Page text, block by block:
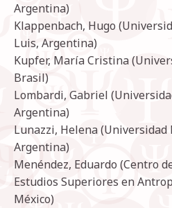
Argentina)
Klappenbach, Hugo
Luis, Argentina)
Kupfer, María Cristina
Brasil)
Lombardi, Gabriel
Argentina)
Lunazzi, Helena (Universidad
Argentina)
Menéndez, Eduardo (Centro
Estudios Superiores en
México)